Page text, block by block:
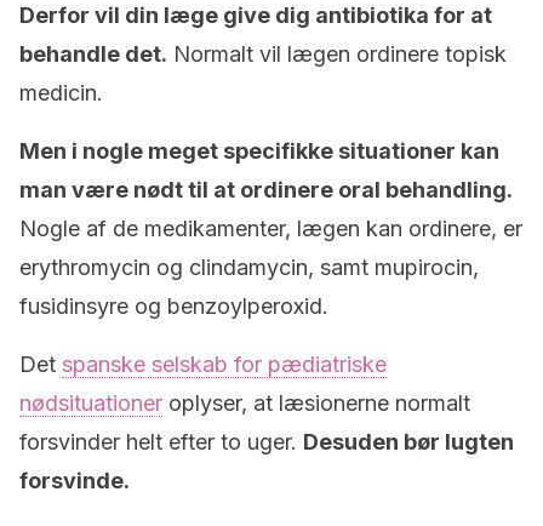
Derfor vil din læge give dig antibiotika for at
behandle det. Normalt vil lægen ordinere topisk
medicin.
Men i nogle meget specifikke situationer kan
man være nødt til at ordinere oral behandling.
Nogle af de medikamenter, lægen kan ordinere, er
erythromycin og clindamycin, samt mupirocin,
fusidinsyre og benzoylperoxid.
Det spanske selskab for pædiatriske
nødsituationer oplyser, at læsionerne normalt
forsvinder helt efter to uger. Desuden bør lugten
forsvinde.